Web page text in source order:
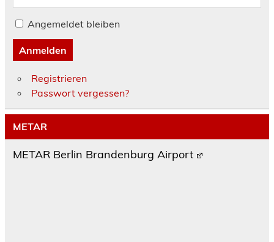
Angemeldet bleiben
Anmelden
Registrieren
Passwort vergessen?
METAR
METAR Berlin Brandenburg Airport